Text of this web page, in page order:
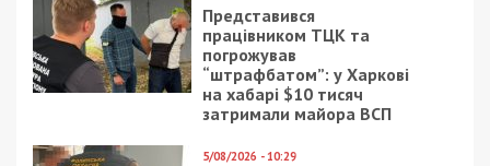
Представився
працівником ТЦК та
погрожував
“штрафбатом”: у Харкові
на хабарі $10 тисяч
затримали майора ВСП
5/08/2026 - 10:29